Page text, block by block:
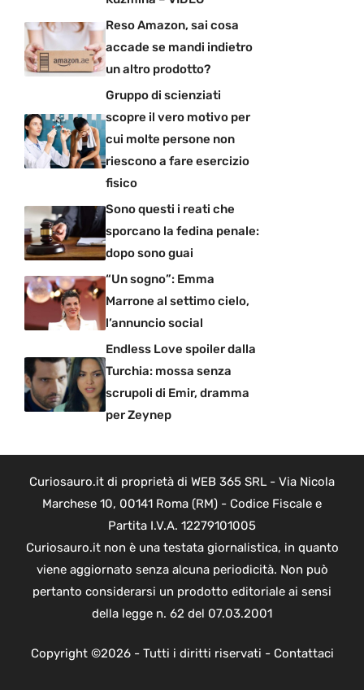
Reso Amazon, sai cosa
accade se mandi indietro
un altro prodotto?
Gruppo di scienziati
scopre il vero motivo per
cui molte persone non
riescono a fare esercizio
fisico
Sono questi i reati che
sporcano la fedina penale:
dopo sono guai
“Un sogno”: Emma
Marrone al settimo cielo,
l’annuncio social
Endless Love spoiler dalla
Turchia: mossa senza
scrupoli di Emir, dramma
per Zeynep
Curiosauro.it di proprietà di WEB 365 SRL - Via Nicola
Marchese 10, 00141 Roma (RM) - Codice Fiscale e
Partita I.V.A. 12279101005
Curiosauro.it non è una testata giornalistica, in quanto
viene aggiornato senza alcuna periodicità. Non può
pertanto considerarsi un prodotto editoriale ai sensi
della legge n. 62 del 07.03.2001
Copyright ©2026 - Tutti i diritti riservati - Contattaci